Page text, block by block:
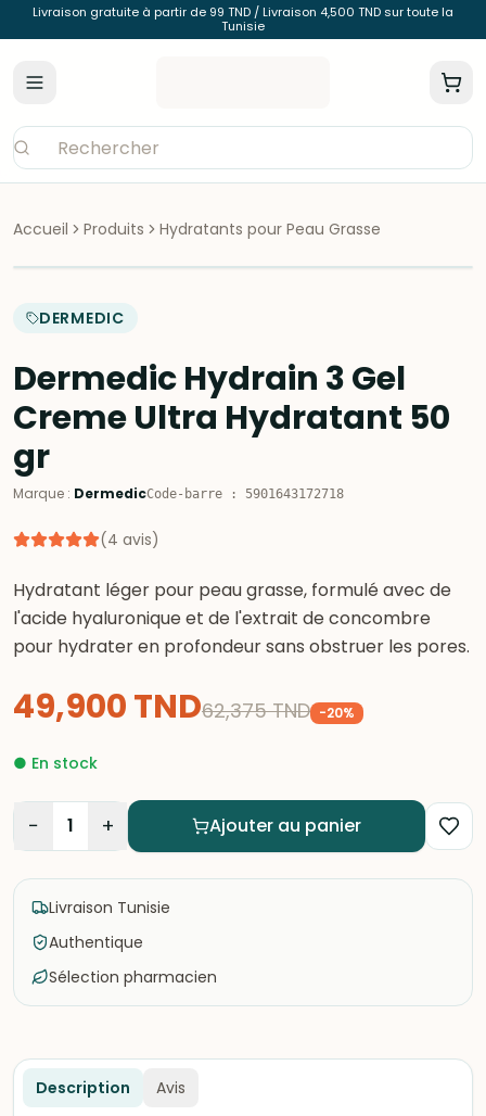
Livraison gratuite à partir de 99 TND / Livraison 4,500 TND sur toute la
Tunisie
Accueil Produits Hydratants pour Peau Grasse
DERMEDIC
Dermedic Hydrain 3 Gel
Creme Ultra Hydratant 50
gr
Marque : DermedicCode-barre : 5901643172718
(4 avis)
Hydratant léger pour peau grasse, formulé avec de
l'acide hyaluronique et de l'extrait de concombre
pour hydrater en profondeur sans obstruer les pores.
49,900TND62,375 TND -20%
● En stock
− 1 + Ajouter au panier
Livraison Tunisie
Authentique
Sélection pharmacien
Description Avis